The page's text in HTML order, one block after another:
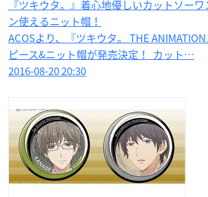
『ツキウタ。』着心地優しいカットソー
ン使えるニット帽！
ACOSより、『ツキウタ。 THE
ピース&ニット帽が発売決定！ カット…
2016-08-20 20:30